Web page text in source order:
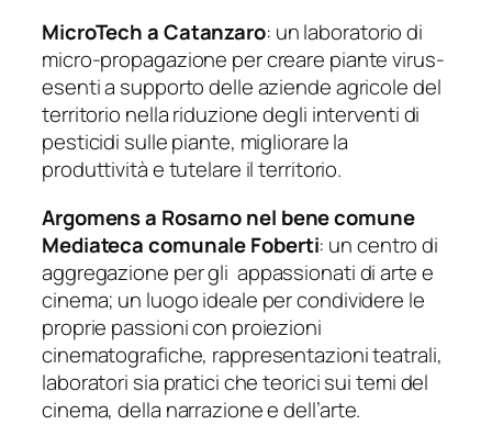
MicroTecha Catanzaro: un laboratorio di
micro-propagazione per creare piante virus-
esenti a supporto delle aziende agricole del
territorio nella riduzione degli interventi di
pesticidi sulle piante, migliorare la
produttività e tutelare il territorio.
Argomensa Rosarnonel bene comune
Mediateca comunaleFoberti: un centro di
aggregazione per gli appassionati di arte e
cinema; un luogo ideale per condividere le
proprie passioni con proiezioni
cinematografiche, rappresentazioni teatrali,
laboratori sia pratici che teorici sui temi del
cinema, della narrazione e dell’arte.